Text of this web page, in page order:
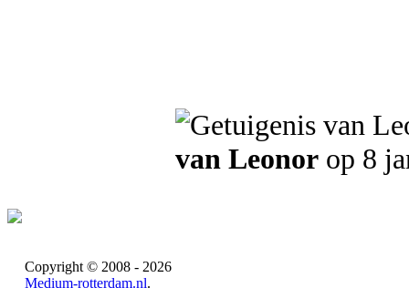
van Leonor op 8
Copyright © 2008 - 2026
Medium-rotterdam.nl.